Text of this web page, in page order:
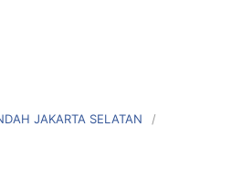
JAKARTA SELATAN